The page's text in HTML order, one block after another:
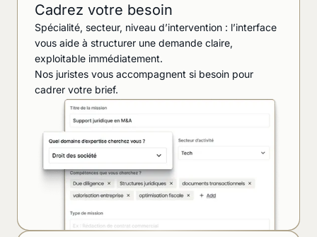
Cadrez votre besoin
Spécialité, secteur, niveau d’intervention : l’interface
vous aide à structurer une demande claire,
exploitable immédiatement.
Nos juristes vous accompagnent si besoin pour
cadrer votre brief.